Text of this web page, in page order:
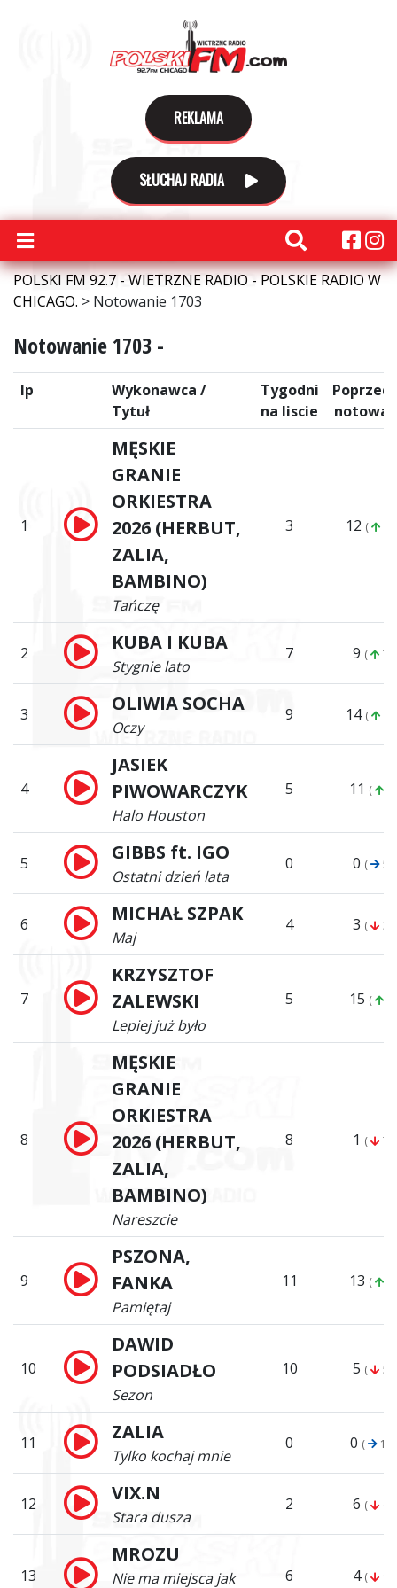
REKLAMA
SŁUCHAJ RADIA
POLSKI FM 92.7 - WIETRZNE RADIO - POLSKIE RADIO W
CHICAGO. > Notowanie 1703
Notowanie 1703 -
lp
Wykonawca /
Tytuł
Tygodni
na liscie
1
MĘSKIE
GRANIE
ORKIESTRA
2026 (HERBUT,
ZALIA,
BAMBINO)
Tańczę
3 12 (
2 KUBA I KUBA
Stygnie lato
7 9 ( 7)
3 OLIWIA SOCHA
Oczy
9 14 (
4
JASIEK
PIWOWARCZYK
Halo Houston
5 11 (
5 GIBBS ft. IGO
Ostatni dzień lata
0 0 ( 5)
6 MICHAŁ SZPAK
Maj
4 3 ( 3)
7
KRZYSZTOF
ZALEWSKI
Lepiej już było
5 15 (
8
MĘSKIE
GRANIE
ORKIESTRA
2026 (HERBUT,
ZALIA,
BAMBINO)
Nareszcie
8 1 ( 7)
9
PSZONA,
FANKA
Pamiętaj
11 13 (
10
DAWID
PODSIADŁO
Sezon
10 5 ( 5)
11 ZALIA
Tylko kochaj mnie
0 0 ( 11)
12 VIX.N
Stara dusza
2 6 (
13
MROZU
Nie ma miejsca jak 6 4 (